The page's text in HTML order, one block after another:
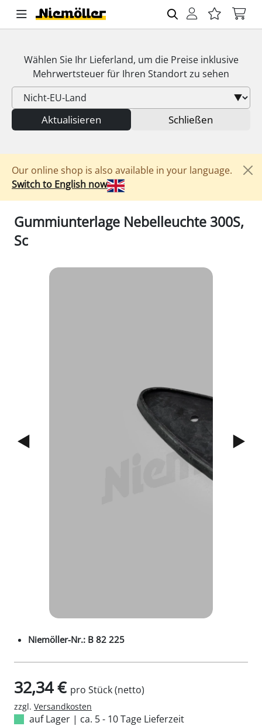
Wählen Sie Ihr Lieferland, um die Preise inklusive
Mehrwertsteuerfür Ihren Standort zu sehen
Aktualisieren Schließen
Our online shop is also available in your language.
Switch to English now
Gummiunterlage Nebelleuchte 300S,
Sc
Next
Niemöller-Nr.: B 82 225
32,34 € pro Stück (netto)
zzgl. Versandkosten
auf Lager | ca. 5 - 10 Tage Lieferzeit